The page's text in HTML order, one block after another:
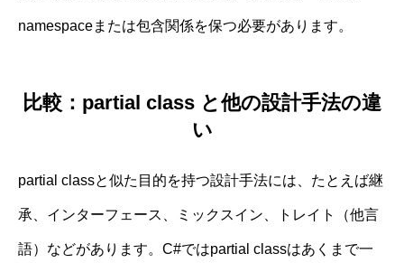
namespaceまたは包含関係を保つ必要があります。
比較：partial class と他の設計手法の違
い
partial classと似た目的を持つ設計手法には、たとえば継
承、インターフェース、ミックスイン、トレイト（他言
語）などがあります。C#ではpartial classはあくまで一